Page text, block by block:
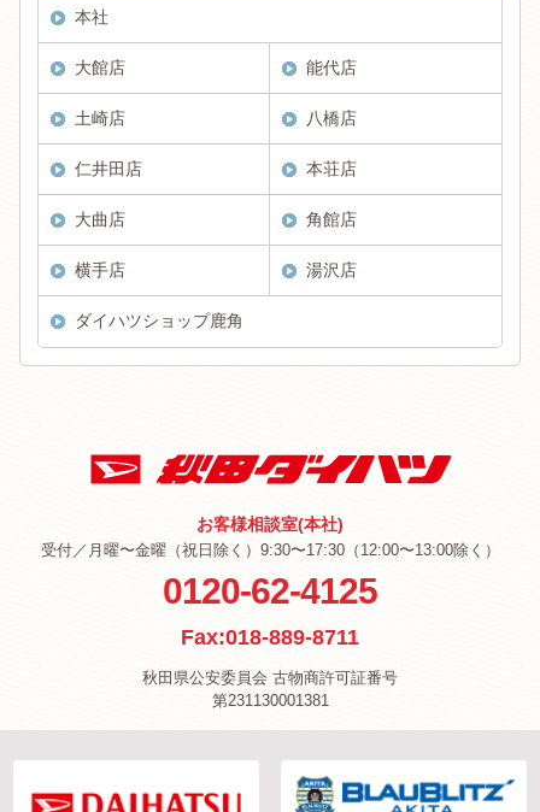
本社
大館店 能代店
土崎店 八橋店
仁井田店 本荘店
大曲店 角館店
横手店 湯沢店
ダイハツショップ鹿角
お客様相談室(本社)
受付／月曜〜金曜（祝日除く）9:30〜17:30（12:00〜13:00除く）
0120-62-4125
Fax:018-889-8711
秋田県公安委員会 古物商許可証番号
第231130001381